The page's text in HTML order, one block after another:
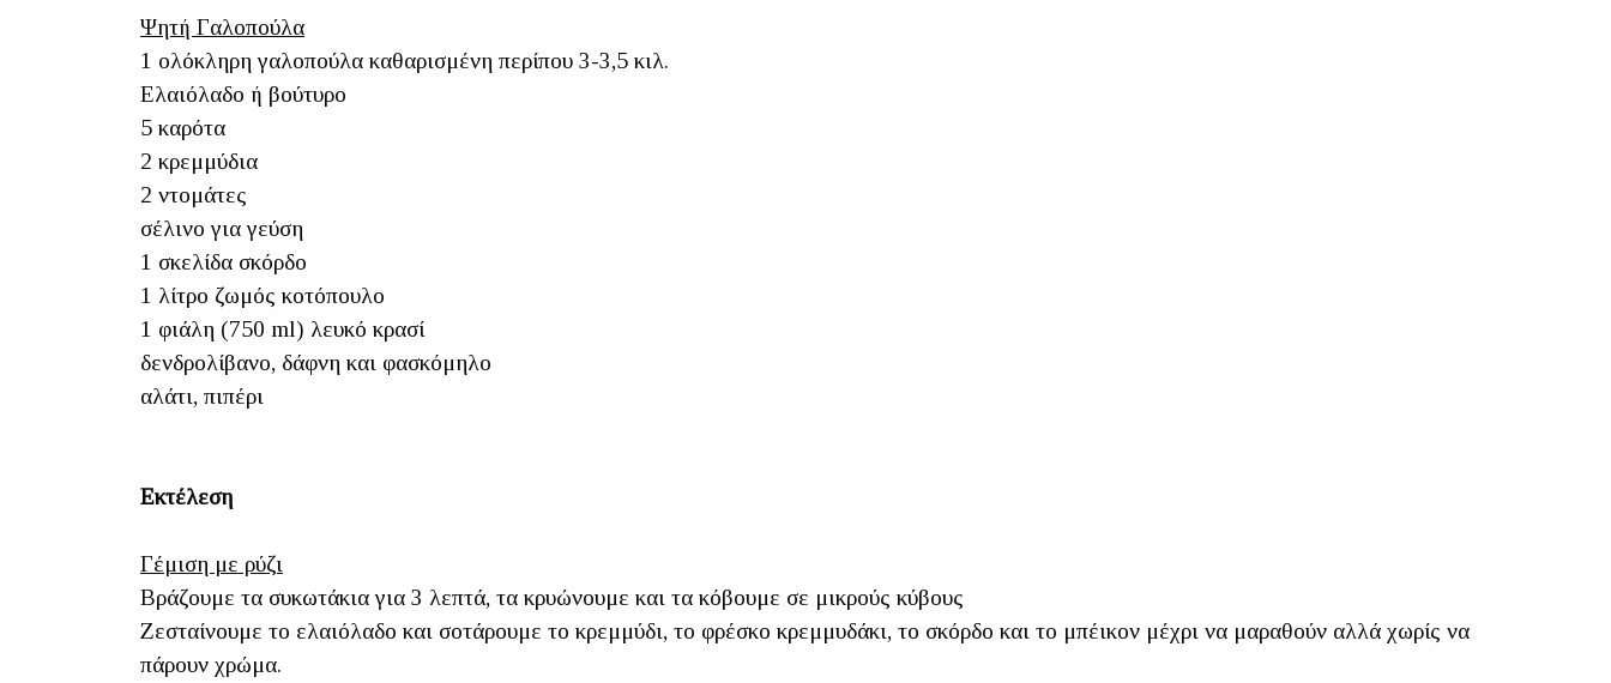
Ψητή Γαλοπούλα
1 ολόκληρη γαλοπούλα καθαρισμένη περίπου 3-3,5 κιλ.
Ελαιόλαδο ή βούτυρο
5 καρότα
2 κρεμμύδια
2 ντομάτες
σέλινο για γεύση
1 σκελίδα σκόρδο
1 λίτρο ζωμός κοτόπουλο
1 φιάλη (750 ml) λευκό κρασί
δενδρολίβανο, δάφνη και φασκόμηλο
αλάτι, πιπέρι
Εκτέλεση
Γέμιση με ρύζι
Βράζουμε τα συκωτάκια για 3 λεπτά, τα κρυώνουμε και τα κόβουμε σε μικρούς κύβους
Ζεσταίνουμε το ελαιόλαδο και σοτάρουμε το κρεμμύδι, το φρέσκο κρεμμυδάκι, το σκόρδο και το μπέικον μέχρι να μαραθούν αλλά χωρίς να
πάρουν χρώμα.